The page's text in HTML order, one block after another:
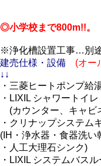
◎小学校まで800m!!。
※浄化槽設置工事…別途
建売仕様・設備 (オー
↓↓
・三菱ヒートポンプ給
・LIXIL シャワートイレ
(カウンター、キャビ
・クリナップシステム
(IH・浄水器・食器洗い
・人工大理石シンク)
・LIXIL システムバスル